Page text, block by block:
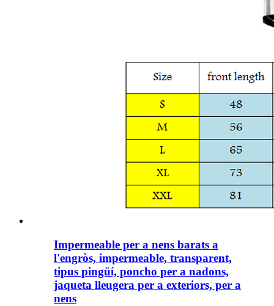
Impermeable per a nens barats a
l'engròs, impermeable, transparent,
tipus pingüí, poncho per a nadons,
jaqueta lleugera per a exteriors, per a
nens